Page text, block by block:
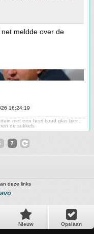
meldde over de
16:24:19
met een heel koud glas bier ,
de sukkels
7
deze links
Nieuw Opslaan